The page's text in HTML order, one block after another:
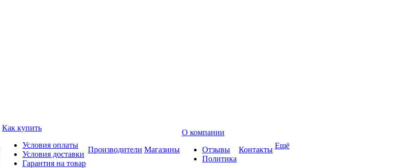
Как купить
Условия оплаты
Условия доставки
Гарантия на товар
Производители Магазины
О компании
Отзывы
Политика
Контакты Ещё